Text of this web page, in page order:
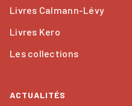
Livres Calmann-Lévy
Livres Kero
Les collections
ACTUALITÉS